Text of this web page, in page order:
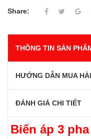
Share:
THÔNG TIN SẢN
HƯỚNG DẪN MUA
ĐÁNH GIÁ CHI TIẾT
Biến áp 3 pha